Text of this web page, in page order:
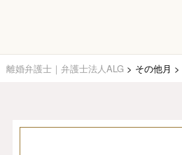
離婚弁護士｜弁護士法人ALG > その他月 >